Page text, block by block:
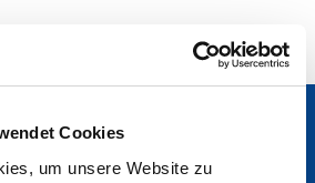
Cookies
um unsere Website zu